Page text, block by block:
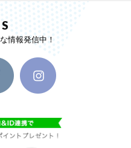
情報発信中！